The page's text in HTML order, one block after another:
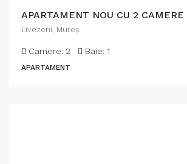
Livezeni, Mureș
Camere: 2 Baie: 1
APARTAMENT